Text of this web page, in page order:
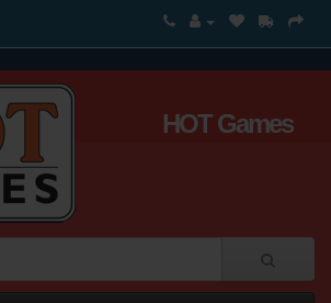
HOT Games